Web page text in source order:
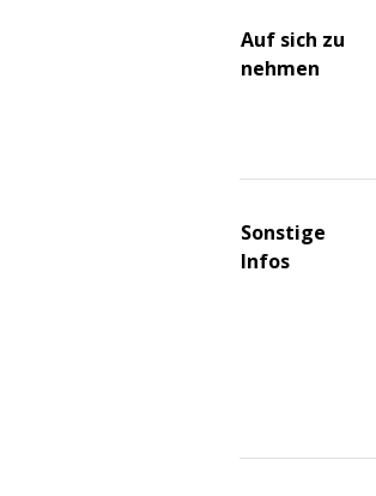
Auf sich zu
nehmen
Sonstige
Infos